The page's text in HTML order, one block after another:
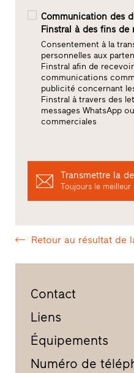
Communication des
Finstral à des fins de
Consentement à la
personnelles aux
Finstral afin de
communications
publicité concernant
Finstral à travers des
messages WhatsApp
commerciales
Transmettre la
Toujours le meilleur
Retour au résultat de
Contact
Liens
Équipements
Numéro de